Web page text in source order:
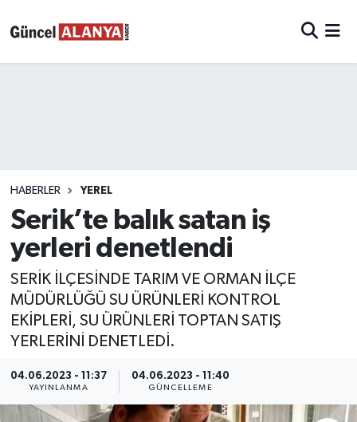
HABERLER YEREL
Serik’te balık satan iş
yerleri denetlendi
SERİK İLÇESİNDE TARIM VE ORMAN İLÇE
MÜDÜRLÜĞÜ SU ÜRÜNLERİ KONTROL
EKİPLERİ, SU ÜRÜNLERİ TOPTAN SATIŞ
YERLERİNİ DENETLEDİ.
04.06.2023 - 11:37
YAYINLANMA
04.06.2023 - 11:40
GÜNCELLEME